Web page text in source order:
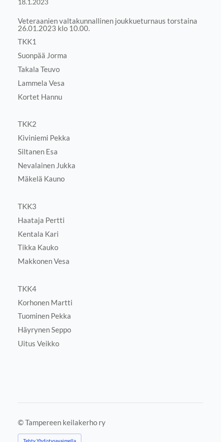
Veteraanien valtakunnallinen joukkueturnaus torstaina
26.01.2023 klo 10.00.
TKK1
Suonpää Jorma
Takala Teuvo
Lammela Vesa
Kortet Hannu
TKK2
Kiviniemi Pekka
Siltanen Esa
Nevalainen Jukka
Mäkelä Kauno
TKK3
Haataja Pertti
Kentala Kari
Tikka Kauko
Makkonen Vesa
TKK4
Korhonen Martti
Tuominen Pekka
Häyrynen Seppo
Uitus Veikko
©Tampereen keilakerho ry
Tehty Yhdistysavaimella